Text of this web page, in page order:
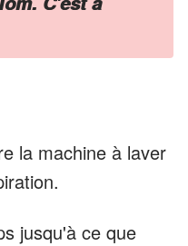
la machine à laver
jusqu'à ce que